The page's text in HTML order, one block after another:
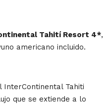
Tahití Resort 4*,
americano incluido.
Tahiti
que se extiende a lo